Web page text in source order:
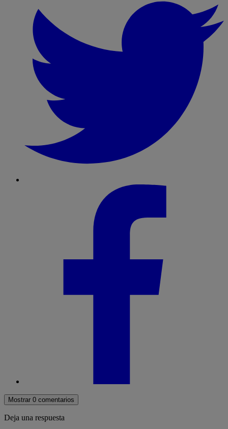
Mostrar 0 comentarios
Deja una respuesta